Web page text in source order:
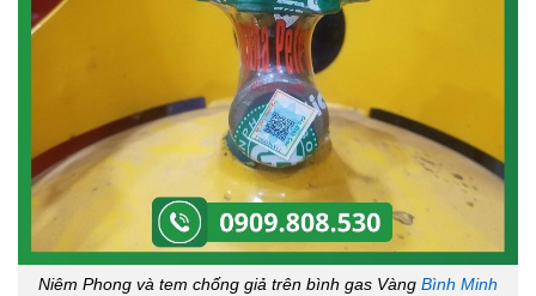
Niêm Phong và tem chống giả trên bình gas Vàng Bình Minh